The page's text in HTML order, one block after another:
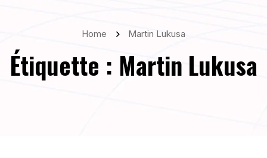
Home Martin Lukusa
Étiquette : Martin Lukusa